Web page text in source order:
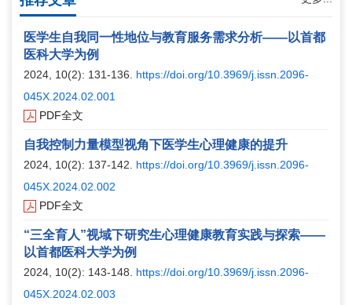
医学生自我同一性地位与教育服务需求分析——以首都
医科大学为例
2024, 10(2): 131-136. https://doi.org/10.3969/j.issn.2096-
045X.2024.02.001
PDF全文
自我控制力量模型视角下医学生心理健康的提升
2024, 10(2): 137-142. https://doi.org/10.3969/j.issn.2096-
045X.2024.02.002
PDF全文
“三全育人”视域下研究生心理健康教育实践与探索——
以首都医科大学为例
2024, 10(2): 143-148. https://doi.org/10.3969/j.issn.2096-
045X.2024.02.003